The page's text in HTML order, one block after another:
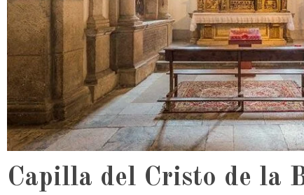
Capilla del Cristo de la